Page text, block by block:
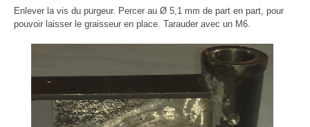
Enlever la vis du purgeur. Percer au Ø 5,1 mm de part en part, pour
pouvoir laisser le graisseur en place. Tarauder avec un M6.